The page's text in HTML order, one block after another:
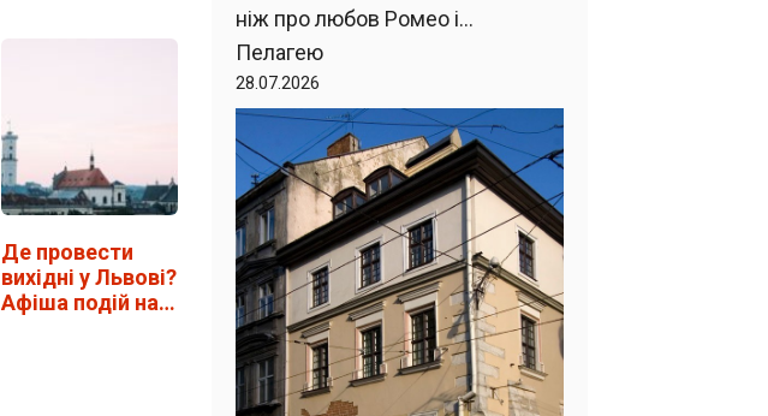
Де провести
вихідні у Львові?
Афіша подій на 3
ніж про любов Ромео і…
Пелагею
28.07.2026